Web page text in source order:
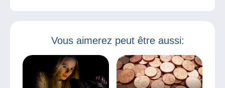
Vous aimerez peut être aussi: